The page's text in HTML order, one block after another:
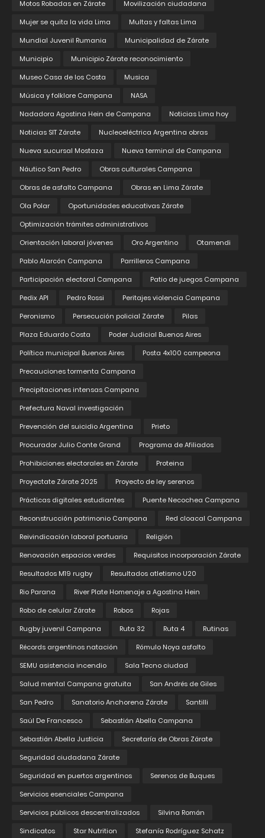
Motos Robadas en Zárate
Movilización ciudadana
Mujer se quita la vida Lima
Multas y faltas Lima
Mundial Juvenil Rumania
Municipalidad de Zárate
Municipio
Municipio Zárate reconocimiento
Museo Casa de los Costa
Musica
Música y folklore Campana
NASA
Nadadora Agostina Hein de Campana
Noticias Lima hoy
Noticias SIT Zárate
Nucleoeléctrica Argentina obras
Nueva sucursal Mostaza
Nueva terminal de Campana
Náutico San Pedro
Obras culturales Campana
Obras de asfalto Campana
Obras en Lima Zárate
Ola Polar
Oportunidades educativas Zárate
Optimización trámites administrativos
Orientación laboral jóvenes
Oro Argentino
Otamendi
Pablo Alarcón Campana
Parrilleros Campana
Participación electoral Campana
Patio de juegos Campana
Pedix API
Pedro Rossi
Peritajes violencia Campana
Peronismo
Persecución policial Zárate
Pilas
Plaza Eduardo Costa
Poder Judicial Buenos Aires
Política municipal Buenos Aires
Posta 4x100 campeona
Precauciones tormenta Campana
Precipitaciones intensas Campana
Prefectura Naval investigación
Prevención del suicidio Argentina
Prieto
Procurador Julio Conte Grand
Programa de Afiliados
Prohibiciones electorales en Zárate
Proteina
Proyectate Zárate 2025
Proyecto de ley serenos
Prácticas digitales estudiantes
Puente Necochea Campana
Reconstrucción patrimonio Campana
Red cloacal Campana
Reivindicación laboral portuaria
Religión
Renovación espacios verdes
Requisitos incorporación Zárate
Resultados M19 rugby
Resultados atletismo U20
Rio Parana
River Plate Homenaje a Agostina Hein
Robo de celular Zárate
Robos
Rojas
Rugby juvenil Campana
Ruta 32 Ruta 4
Rutinas
Récords argentinos natación
Rómulo Noya asfalto
SEMU asistencia incendio
Sala Tecno ciudad
Salud mental Campana gratuita
San Andrés de Giles
San Pedro
Sanatorio Anchorena Zárate
Santilli
Saúl De Francesco
Sebastián Abella Campana
Sebastián Abella Justicia
Secretaría de Obras Zárate
Seguridad ciudadana Zárate
Seguridad en puertos argentinos
Serenos de Buques
Servicios esenciales Campana
Servicios públicos descentralizados
Silvina Román
Sindicatos
Star Nutrition
Stefanía Rodríguez Schatz